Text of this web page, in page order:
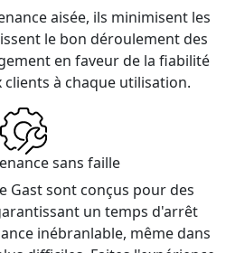
aisée, ils minimisent les
le bon déroulement des
en faveur de la fiabilité
à chaque utilisation.
sans faille
Gast sont conçus pour des
un temps d'arrêt
inébranlable, même dans